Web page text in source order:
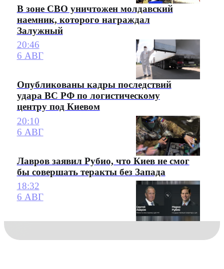
В зоне СВО уничтожен молдавский
наемник, которого награждал
Залужный
20:46
6 АВГ
Опубликованы кадры последствий
удара ВС РФ по логистическому
центру под Киевом
20:10
6 АВГ
Лавров заявил Рубио, что Киев не смог
бы совершать теракты без Запада
18:32
6 АВГ